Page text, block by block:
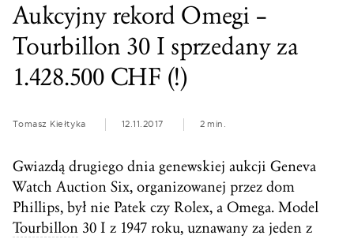
Aukcyjny rekord Omegi –
Tourbillon 30 I sprzedany za
1.428.500 CHF (!)
Tomasz Kiełtyka 12.11.2017 2 min.
Gwiazdą drugiego dnia genewskiej aukcji Geneva
Watch Auction Six, organizowanej przez dom
Phillips, był nie Patek czy Rolex, a Omega. Model
Tourbillon 30 I z 1947 roku, uznawany za jeden z